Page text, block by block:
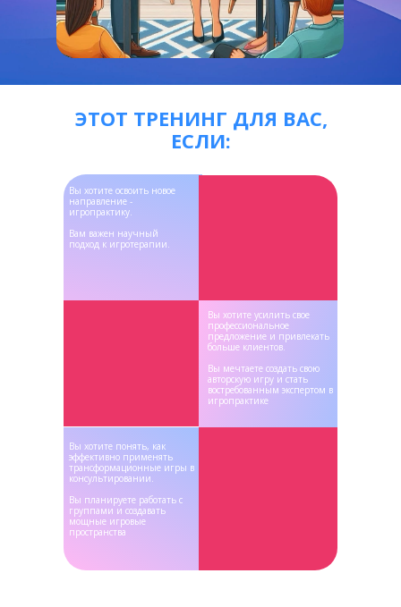
Вы хотите освоить новое
направление -
игропрактику.
Вам важен научный
подход к игротерапии.
Вы хотите усилить свое
профессиональное
предложение и привлекать
больше клиентов.
Вы мечтаете создать свою
авторскую игру и стать
востребованным экспертом в
игропрактике
Вы хотите понять, как
эффективно применять
трансформационные игры в
консультировании.
Вы планируете работать с
группами и создавать
мощные игровые
пространства
ЭТОТ ТРЕНИНГ ДЛЯ ВАС,
ЕСЛИ: